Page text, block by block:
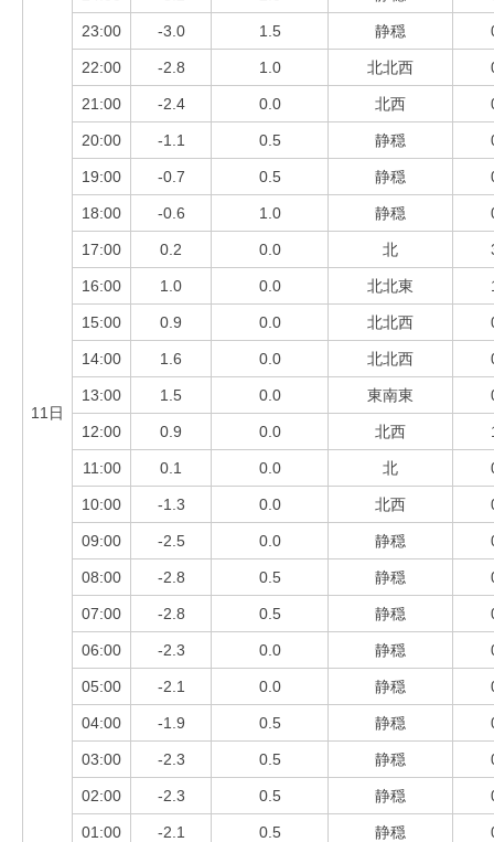
11日
23:00 -3.0 1.5 静穏
22:00 -2.8 1.0 北北西
21:00 -2.4 0.0 北西
20:00 -1.1 0.5 静穏
19:00 -0.7 0.5 静穏
18:00 -0.6 1.0 静穏
17:00 0.2 0.0 北
16:00 1.0 0.0 北北東
15:00 0.9 0.0 北北西
14:00 1.6 0.0 北北西
13:00 1.5 0.0 東南東
12:00 0.9 0.0 北西
11:00 0.1 0.0 北
10:00 -1.3 0.0 北西
09:00 -2.5 0.0 静穏
08:00 -2.8 0.5 静穏
07:00 -2.8 0.5 静穏
06:00 -2.3 0.0 静穏
05:00 -2.1 0.0 静穏
04:00 -1.9 0.5 静穏
03:00 -2.3 0.5 静穏
02:00 -2.3 0.5 静穏
01:00 -2.1 0.5 静穏